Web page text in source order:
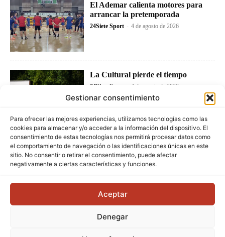
Gestionar consentimiento
Para ofrecer las mejores experiencias, utilizamos tecnologías como las
cookies para almacenar y/o acceder a la información del dispositivo. El
consentimiento de estas tecnologías nos permitirá procesar datos como
el comportamiento de navegación o las identificaciones únicas en este
sitio. No consentir o retirar el consentimiento, puede afectar
negativamente a ciertas características y funciones.
Aceptar
Denegar
El Ademar calienta motores para
arrancar la pretemporada
24Siete Sport - 4 de agosto de 2026
La Cultural pierde el tiempo
24Siete Sport 4 de agosto de 2026